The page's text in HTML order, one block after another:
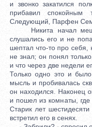
и звонко закатился
прибавил
Следующий, Парфен
Никита начал
слушались его и не
шептал что-то про
не знал; он понял
и что через две недели
Только одно это и
мысль и пробивалась
он находился. Наконец
и пошел из комнаты, где
Старик лет
встретил его в сенях.